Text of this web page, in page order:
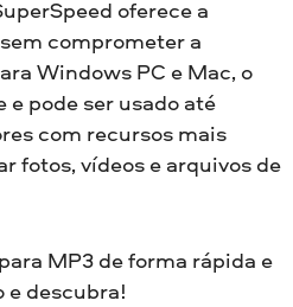
oferece a
comprometer a
Windows PC e Mac, o
e pode ser usado até
com recursos mais
fotos, vídeos e arquivos de
MP3 de forma rápida e
e descubra!